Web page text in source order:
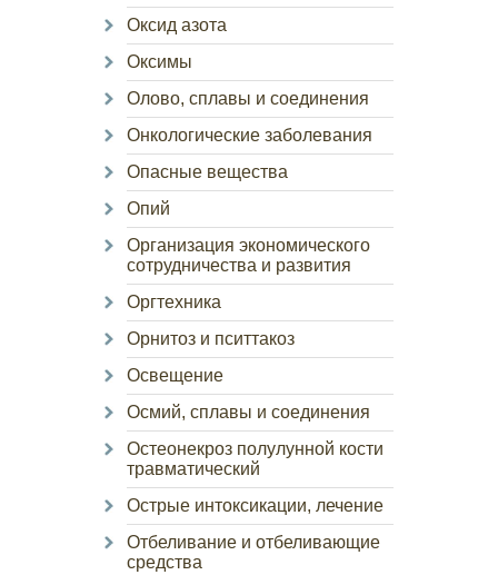
Оксид азота
Оксимы
Олово, сплавы и соединения
Онкологические заболевания
Опасные вещества
Опий
Организация экономического
сотрудничества и развития
Оргтехника
Орнитоз и пситтакоз
Освещение
Осмий, сплавы и соединения
Остеонекроз полулунной кости
травматический
Острые интоксикации, лечение
Отбеливание и отбеливающие
средства